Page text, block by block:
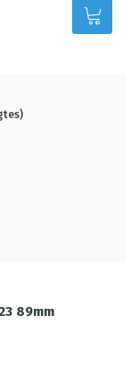
89mm